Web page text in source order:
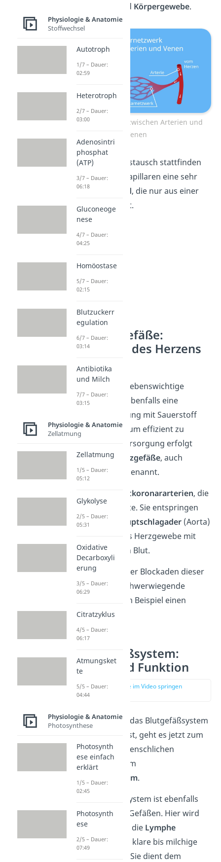
und Körpergewebe.
Kapillarnetzwerk zwischen Arterien und
Venen
Damit der Stoffaustausch stattfinden
kann, haben die Kapillaren eine sehr
dünne Gefäßwand, die nuraus einer
Zellschicht besteht.
Herzkranzgefäße:
Versorgung des Herzens
erklärt
Das Herz, unsere lebenswichtige
Pumpe, benötigt ebenfalls eine
ständige Versorgung mit Sauerstoff
und Nährstoffen, um effizient zu
arbeiten. Diese Versorgung erfolgt
über dieHerzkranzgefäße, auch
Koronararterien
genannt.
zwei Hauptkoronararterien, die
linke und die rechte. Sie entspringen
direkt aus der
Hauptschlagader (Aorta)
und versorgen das Herzgewebe mit
sauerstoffreichem Blut.
Fehlfunktionen oder Blockaden dieser
Gefäße können schwerwiegende
Folgen haben, zum Beispiel einen
Herzinfarkt.
Lymphgefäßsystem:
Struktur und Funktion
zur Stelle im Video springen
Nachdem du jetzt das Blutgefäßsystem
kennengelernt hast, geht es jetzt zum
zweiten Teil des menschlichen
Gefäßsystems: dem
Lymphgefäßsystem.
Das Lymphgefäßsystem ist ebenfalls
ein Netzwerk von Gefäßen. Hier wird
kein Blut, sondern die Lymphe
transportiert, eine klare bis milchige
Körperflüssigkeit. Sie dient dem
Physiologie & Anatomie
Stoffwechsel
Autotroph
1/7 – Dauer:
02:59
Heterotroph
2/7 – Dauer:
03:00
Adenosintri
phosphat
(ATP)
3/7 – Dauer:
06:18
Gluconeoge
nese
4/7 – Dauer:
04:25
Homöostase
5/7 – Dauer:
02:15
Blutzuckerr
egulation
6/7 – Dauer:
03:14
Antibiotika
und Milch
7/7 – Dauer:
03:15
Physiologie & Anatomie
Zellatmung
Zellatmung
1/5 – Dauer:
05:12
Glykolyse
2/5 – Dauer:
05:31
Oxidative
Decarboxyli
erung
3/5 – Dauer:
06:29
Citratzyklus
4/5 – Dauer:
06:17
Atmungsket
te
5/5 – Dauer:
04:44
Physiologie & Anatomie
Photosynthese
Photosynth
ese einfach
erklärt
1/5 – Dauer:
02:45
Photosynth
ese
2/5 – Dauer:
07:49